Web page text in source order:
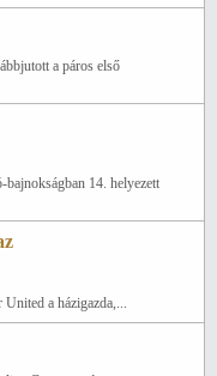
a páros első
14. helyezett
a házigazda,...